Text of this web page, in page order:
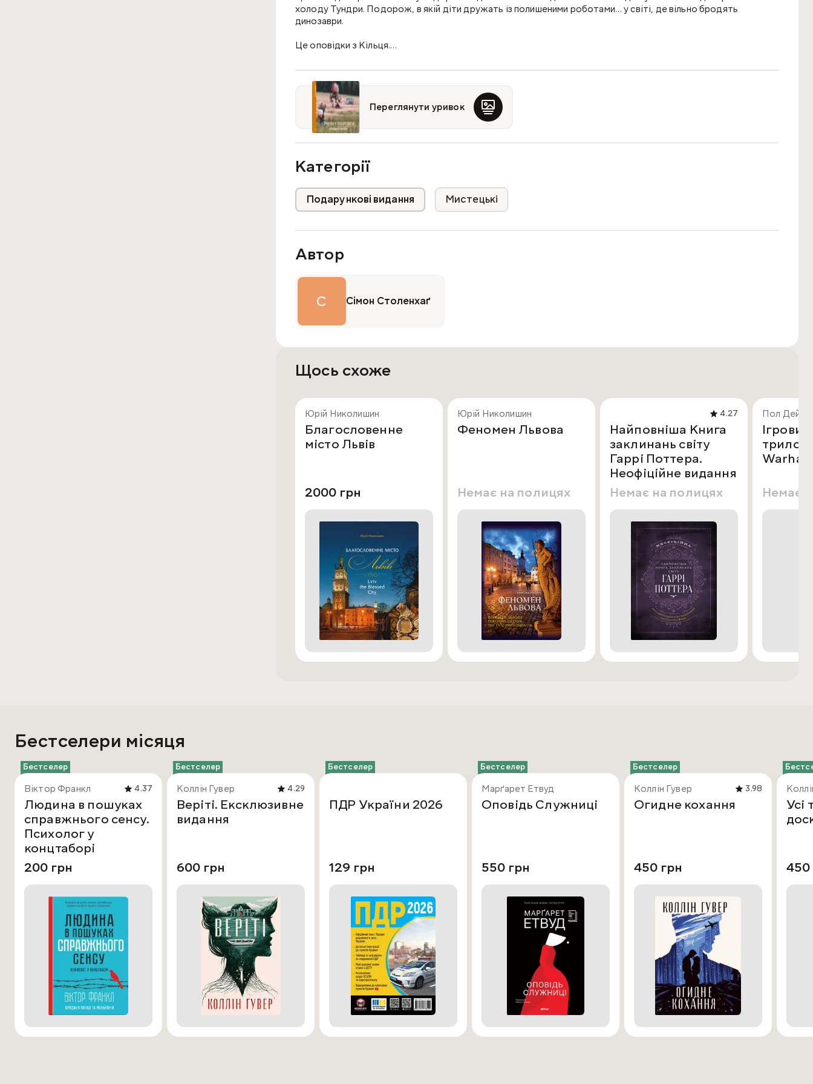
холоду Тундри. Подорож, в якій діти дружать із полишеними роботами… у світі, де вільно бродять
динозаври.
Це оповідки з Кільця.
Історії, розказані як словами, так і приголомшливими ілюстраціями, вони фіксують не надто віддалену
реальність, яка зображає як розвиток технологій і природи може спричиняти хаос і дива в нашому світі…
Історії про надію, яку ми все ще можемо знайти в тому майбутньому.
«Оповідки з Кільця» ідеально пасуватимуть для шанувальникам як «Дивних див», так і «Парку Юрського
періоду» чи «Джуманджі». Це неймовірний, геніальний твір, який прикрасить будь-яку колекцію.
Переглянути уривок
Категорії
Подарункові видання Мистецькі
Автор
С Сімон Столенхаґ
Щось схоже
Юрій Николишин
Благословенне
місто Львів
2000 грн
Юрій Николишин
Феномен Львова
Немає на полицях
4.27
Найповніша Книга
заклинань світу
Гаррі Поттера.
Неофіційне видання
Немає на полицях
Пол Дейвіс
Ігровий
Немає
Бестселери місяця
Бестселер
Віктор Франкл 4.37
Людина в пошуках
справжнього сенсу.
Психолог у
концтаборі
200 грн
Бестселер
Коллін Гувер 4.29
Веріті. Ексклюзивне
видання
600 грн
Бестселер
ПДР України 2026
129 грн
Бестселер
Марґарет Етвуд
Оповідь Служниці
550 грн
Бестселер
Коллін Гувер 3.98
Огидне кохання
450 грн
Усі
450